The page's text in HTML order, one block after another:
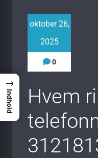
oktober 26,
2025
0
Hvem
→
Indhold